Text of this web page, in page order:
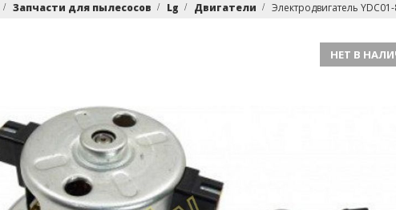
Запчасти для пылесосов Lg Двигатели Электродвигатель
НЕТ В